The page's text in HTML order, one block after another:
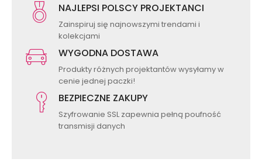
NAJLEPSI POLSCY PROJEKTANCI
Zainspiruj się najnowszymi trendami i
kolekcjami
WYGODNA DOSTAWA
Produkty różnych projektantów wysyłamy w
cenie jednej paczki!
BEZPIECZNE ZAKUPY
Szyfrowanie SSL zapewnia pełną poufność
transmisji danych